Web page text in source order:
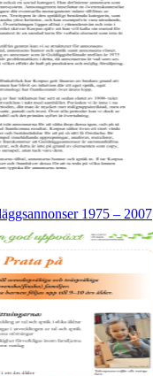
1975 – 2007